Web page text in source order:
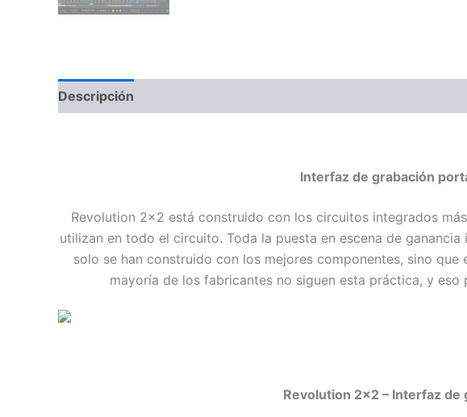
Descripción
Interfaz de grabación
Revolution 2×2 está construido con los circuitos integrados
utilizan en todo el circuito. Toda la puesta en escena de
solo se han construido con los mejores componentes, sino
mayoría de los fabricantes no siguen esta práctica, y
Revolution 2×2 – Interfaz de